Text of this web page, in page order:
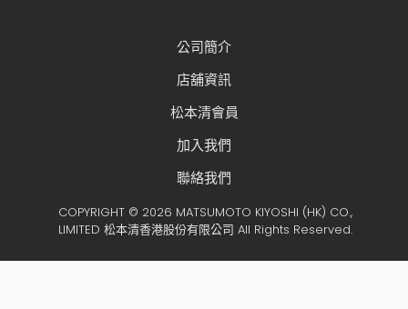
公司簡介
店舖資訊
松本清會員
加入我們
聯絡我們
COPYRIGHT © 2026 MATSUMOTO KIYOSHI (HK) CO.,
LIMITED 松本清香港股份有限公司 All Rights Reserved.